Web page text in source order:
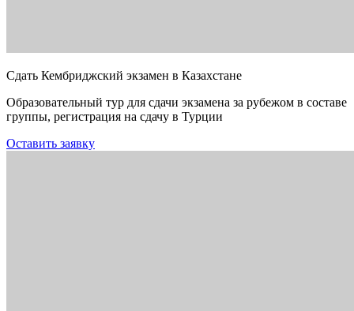
Сдать Кембриджский экзамен в Казахстане
Образовательный тур для сдачи экзамена за рубежом в составе
группы, регистрация на сдачу в Турции
Оставить заявку